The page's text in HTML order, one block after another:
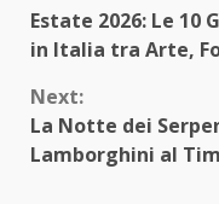
Reading
Estate 2026: Le 10
in Italia tra Arte,
Next:
La Notte dei
Lamborghini al